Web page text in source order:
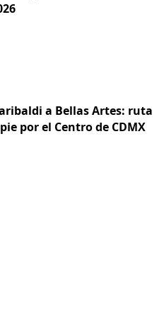
a Bellas Artes: ruta
por el Centro de CDMX